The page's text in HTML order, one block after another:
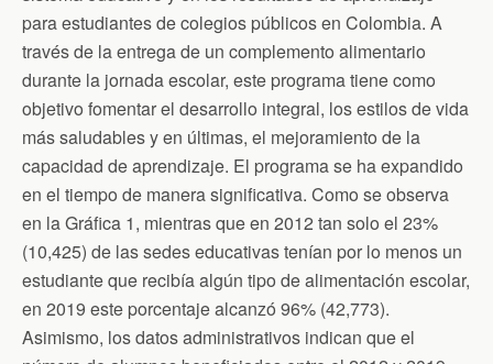
para estudiantes de colegios públicos en Colombia. A
través de la entrega de un complemento alimentario
durante la jornada escolar, este programa tiene como
objetivo fomentar el desarrollo integral, los estilos de vida
más saludables y en últimas, el mejoramiento de la
capacidad de aprendizaje. El programa se ha expandido
en el tiempo de manera significativa. Como se observa
en la Gráfica 1, mientras que en 2012 tan solo el 23%
(10,425) de las sedes educativas tenían por lo menos un
estudiante que recibía algún tipo de alimentación escolar,
en 2019 este porcentaje alcanzó 96% (42,773).
Asimismo, los datos administrativos indican que el